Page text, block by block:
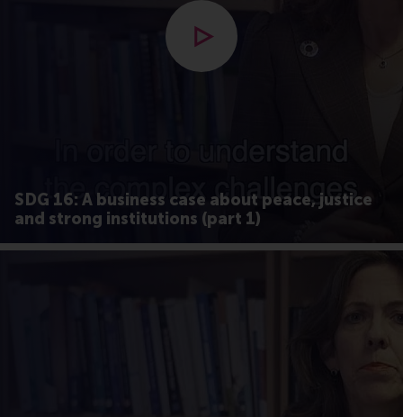
SDG 16: A business case about peace, justice
and strong institutions (part 1)
Open popup met video